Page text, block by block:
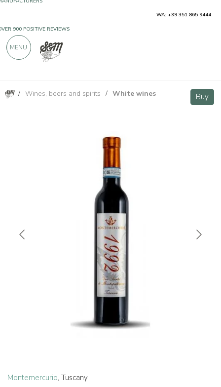
/ Wines, beers and spirits / White wines Buy
Montemercurio, Tuscany
Buy
WA: +39 351 865 9444
MENU